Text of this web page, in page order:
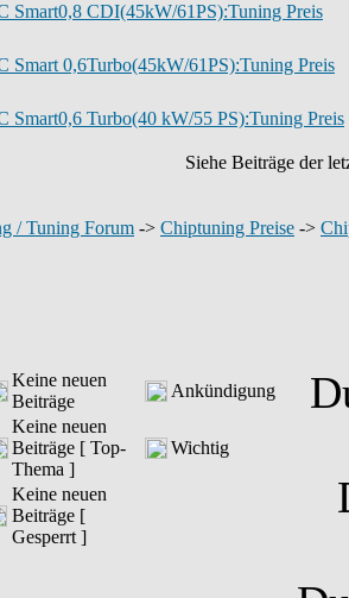
Smart0,8 CDI(45kW/61PS):Tuning Preis
Smart 0,6Turbo(45kW/61PS):Tuning Preis
Smart0,6 Turbo(40 kW/55 PS):Tuning Preis
Siehe Beiträge der
/ Tuning Forum -> Chiptuning Preise ->
Keine neuen
Beiträge
Ankündigung
Keine neuen
Beiträge [ Top-
Thema ]
Wichtig
Keine neuen
Beiträge [
Gesperrt ]